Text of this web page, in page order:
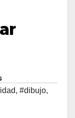
, #dibujo,